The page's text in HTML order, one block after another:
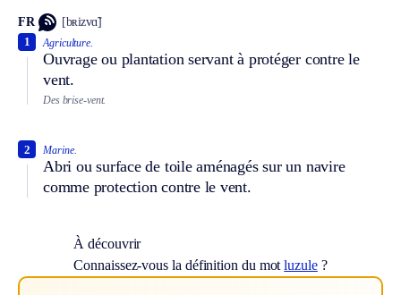
FR [bʀizvɑ̃]
Agriculture.
Ouvrage ou plantation servant à protéger contre le
vent.
1
Des brise-vent.
Marine.
Abri ou surface de toile aménagés sur un navire
comme protection contre le vent.
2
À découvrir
Connaissez-vous la définition du motluzule?